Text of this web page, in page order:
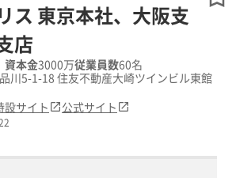
ス 東京本社、大阪支
店
資本金3000万従業員数60名
川5-1-18 住友不動産大崎ツインビル東館
設サイト 公式サイト